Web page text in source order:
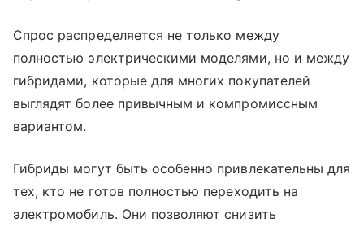
Спрос распределяется не только между
полностью электрическими моделями, но и между
гибридами, которые для многих покупателей
выглядят более привычным и компромиссным
вариантом.
Гибриды могут быть особенно привлекательны для
тех, кто не готов полностью переходить на
электромобиль. Они позволяют снизить